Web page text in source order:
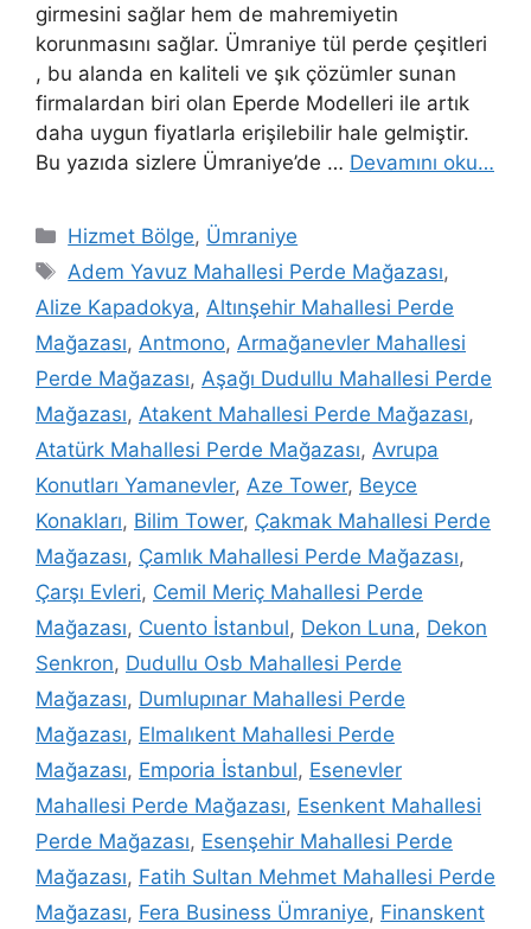
girmesini sağlar hem de mahremiyetin
korunmasını sağlar. Ümraniye tül perde çeşitleri
, bu alanda en kaliteli ve şık çözümler sunan
firmalardan biri olan Eperde Modelleri ile artık
daha uygun fiyatlarla erişilebilir hale gelmiştir.
Bu yazıda sizlere Ümraniye’de … Devamını oku…
Hizmet Bölge, Ümraniye
Adem Yavuz Mahallesi Perde Mağazası,
Alize Kapadokya, Altınşehir Mahallesi Perde
Mağazası, Antmono, Armağanevler Mahallesi
Perde Mağazası, Aşağı Dudullu Mahallesi Perde
Mağazası, Atakent Mahallesi Perde Mağazası,
Atatürk Mahallesi Perde Mağazası, Avrupa
Konutları Yamanevler, Aze Tower, Beyce
Konakları, Bilim Tower, Çakmak Mahallesi Perde
Mağazası, Çamlık Mahallesi Perde Mağazası,
Çarşı Evleri, Cemil Meriç Mahallesi Perde
Mağazası, Cuento İstanbul, Dekon Luna, Dekon
Senkron, Dudullu Osb Mahallesi Perde
Mağazası, Dumlupınar Mahallesi Perde
Mağazası, Elmalıkent Mahallesi Perde
Mağazası, Emporia İstanbul, Esenevler
Mahallesi Perde Mağazası, Esenkent Mahallesi
Perde Mağazası, Esenşehir Mahallesi Perde
Mağazası, Fatih Sultan Mehmet Mahallesi Perde
Mağazası, Fera Business Ümraniye, Finanskent